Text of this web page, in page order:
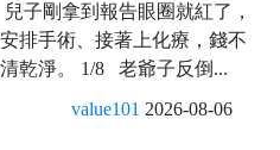
子剛拿到報告眼圈就紅了，
排手術、接著上化療，錢不
乾淨。 1/8 老爺子反倒...
value101 2026-08-06